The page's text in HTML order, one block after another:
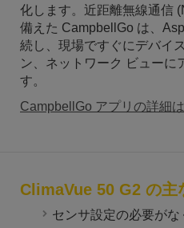
化します。近距離無線通信
備えた CampbellGo は、
続し、現場ですぐにデバイ
ン、ネットワーク ビューに
す。
CampbellGo アプリの詳細
ClimaVue 50 G2 の主
センサ設定の必要が